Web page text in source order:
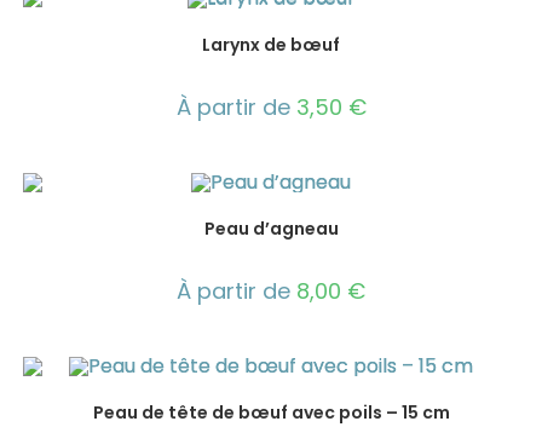
Larynx de bœuf
À partir de 3,50 €
Peau d’agneau
À partir de 8,00 €
Peau de tête de bœuf avec poils – 15 cm